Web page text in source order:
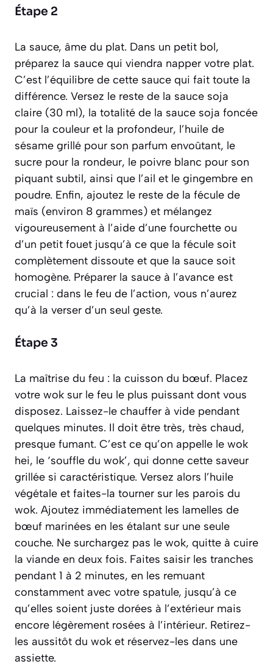
Étape 2
La sauce, âme du plat. Dans un petit bol,
préparez la sauce qui viendra napper votre plat.
C’est l’équilibre de cette sauce qui fait toute la
différence. Versez le reste de la sauce soja
claire (30 ml), la totalité de la sauce soja foncée
pour la couleur et la profondeur, l’huile de
sésame grillé pour son parfum envoûtant, le
sucre pour la rondeur, le poivre blanc pour son
piquant subtil, ainsi que l’ail et le gingembre en
poudre. Enfin, ajoutez le reste de la fécule de
maïs (environ 8 grammes) et mélangez
vigoureusement à l’aide d’une fourchette ou
d’un petit fouet jusqu’à ce que la fécule soit
complètement dissoute et que la sauce soit
homogène. Préparer la sauce à l’avance est
crucial : dans le feu de l’action, vous n’aurez
qu’à la verser d’un seul geste.
Étape 3
La maîtrise du feu : la cuisson du bœuf. Placez
votre wok sur le feu le plus puissant dont vous
disposez. Laissez-le chauffer à vide pendant
quelques minutes. Il doit être très, très chaud,
presque fumant. C’est ce qu’on appelle le wok
hei, le ‘souffle du wok’, qui donne cette saveur
grillée si caractéristique. Versez alors l’huile
végétale et faites-la tourner sur les parois du
wok. Ajoutez immédiatement les lamelles de
bœuf marinées en les étalant sur une seule
couche. Ne surchargez pas le wok, quitte à cuire
la viande en deux fois. Faites saisir les tranches
pendant 1 à 2 minutes, en les remuant
constamment avec votre spatule, jusqu’à ce
qu’elles soient juste dorées à l’extérieur mais
encore légèrement rosées à l’intérieur. Retirez-
les aussitôt du wok et réservez-les dans une
assiette.